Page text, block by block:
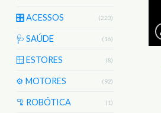
🎛️ ACESSOS (223)
🩺 SAÚDE (16)
🪟 ESTORES (8)
⚙️ MOTORES (92)
🦿 ROBÓTICA (1)